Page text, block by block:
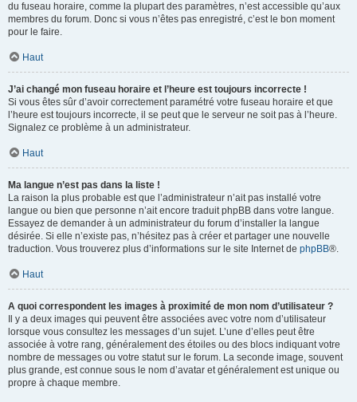
du fuseau horaire, comme la plupart des paramètres, n’est accessible qu’aux
membres du forum. Donc si vous n’êtes pas enregistré, c’est le bon moment
pour le faire.
Haut
J’ai changé mon fuseau horaire et l’heure est toujours incorrecte !
Si vous êtes sûr d’avoir correctement paramétré votre fuseau horaire et que
l’heure est toujours incorrecte, il se peut que le serveur ne soit pas à l’heure.
Signalez ce problème à un administrateur.
Haut
Ma langue n’est pas dans la liste !
La raison la plus probable est que l’administrateur n’ait pas installé votre
langue ou bien que personne n’ait encore traduit phpBB dans votre langue.
Essayez de demander à un administrateur du forum d’installer la langue
désirée. Si elle n’existe pas, n’hésitez pas à créer et partager une nouvelle
traduction. Vous trouverez plus d’informations sur le site Internet de phpBB®.
Haut
A quoi correspondent les images à proximité de mon nom d’utilisateur ?
Il y a deux images qui peuvent être associées avec votre nom d’utilisateur
lorsque vous consultez les messages d’un sujet. L’une d’elles peut être
associée à votre rang, généralement des étoiles ou des blocs indiquant votre
nombre de messages ou votre statut sur le forum. La seconde image, souvent
plus grande, est connue sous le nom d’avatar et généralement est unique ou
propre à chaque membre.